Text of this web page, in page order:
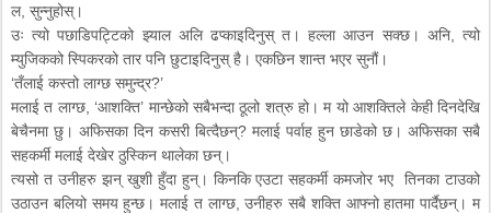
ल, सुन्नुहोस्।
उः त्यो पछाडिपट्टिको झ्याल अलि ढप्काइदिनुस् त। हल्ला आउन सक्छ। अनि, त्यो
म्युजिकको स्पिकरको तार पनि छुटाइदिनुस् है। एकछिन शान्त भएर सुनौं।
‘तँलाई कस्तो लाग्छ समुन्द्र?’
मलाई त लाग्छ, ‘आशक्ति’ मान्छेको सबैभन्दा ठूलो शत्रु हो। म यो आशक्तिले केही दिनदेखि
बेचैनमा छु। अफिसका दिन कसरी बित्दैछन्? मलाई पर्वाह हुन छाडेको छ। अफिसका सबै
सहकर्मी मलाई देखेर ठुस्किन थालेका छन्।
त्यसो त उनीहरु झन् खुशी हुँदा हुन्। किनकि एउटा सहकर्मी कमजोर भए तिनका टाउको
उठाउन बलियो समय हुन्छ। मलाई त लाग्छ, उनीहरु सबै शक्ति आफ्नो हातमा पार्दैछन्। म